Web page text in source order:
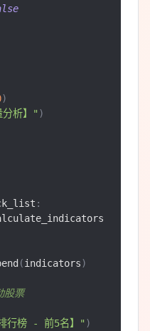
)
分析】" )
:
(indicators)
股票
行榜 - 前5名】" )